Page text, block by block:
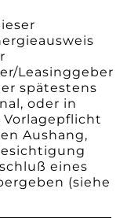
Leasinggeber
spätestens
oder in
Vorlagepflicht
Aushang,
eines
(siehe